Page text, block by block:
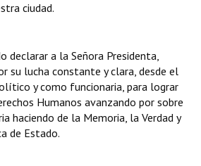
ciudad.
declarar a la Señora Presidenta,
su lucha constante y clara, desde el
y como funcionaria, para lograr
Humanos avanzando por sobre
haciendo de la Memoria, la Verdad y
de Estado.